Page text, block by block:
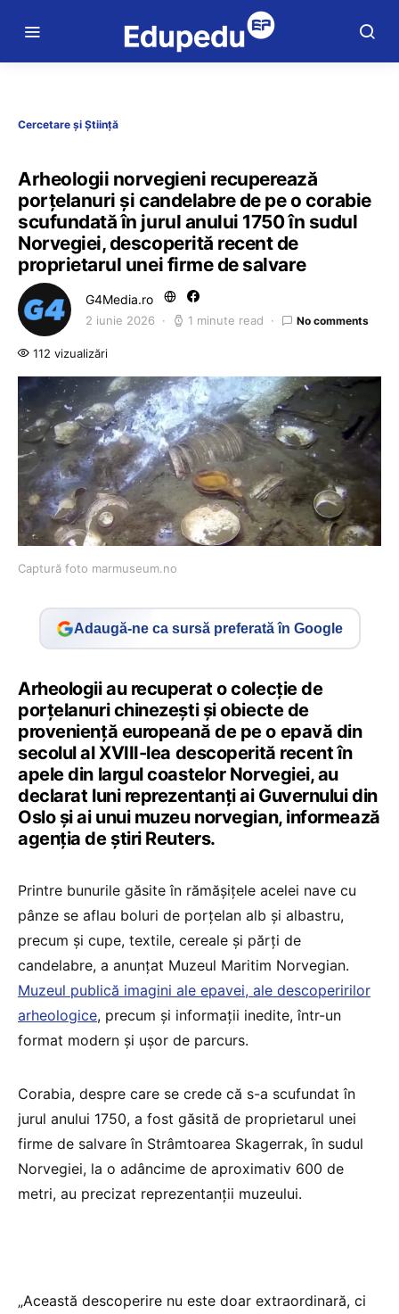
Cercetare și Știință
Arheologii norvegieni recuperează
porţelanuri şi candelabre de pe o corabie
scufundată în jurul anului 1750 în sudul
Norvegiei, descoperită recent de
proprietarul unei firme de salvare
G4Media.ro
2 iunie 2026 1 minute read No comments
112 vizualizări
Captură foto marmuseum.no
Adaugă-ne ca sursă preferată în Google
Arheologii au recuperat o colecţie de
porţelanuri chinezeşti şi obiecte de
provenienţă europeană de pe o epavă din
secolul al XVIII-lea descoperită recent în
apele din largul coastelor Norvegiei, au
declarat luni reprezentanţi ai Guvernului din
Oslo şi ai unui muzeu norvegian, informează
agenția de știri Reuters.
Printre bunurile găsite în rămăşiţele acelei nave cu
pânze se aflau boluri de porţelan alb şi albastru,
precum şi cupe, textile, cereale şi părţi de
candelabre, a anunţat Muzeul Maritim Norvegian.
Muzeul publică imagini ale epavei, ale descoperirilor
arheologice, precum și informații inedite, într-un
format modern și ușor de parcurs.
Corabia, despre care se crede că s-a scufundat în
jurul anului 1750, a fost găsită de proprietarul unei
firme de salvare în Strâmtoarea Skagerrak, în sudul
Norvegiei, la o adâncime de aproximativ 600 de
metri, au precizat reprezentanţii muzeului.
„Această descoperire nu este doar extraordinară, ci